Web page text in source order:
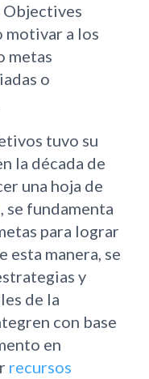
Objectives
a los
metas
o
tuvo su
la década de
una hoja de
se fundamenta
para lograr
esta manera, se
y
de la
con base
en
recursos